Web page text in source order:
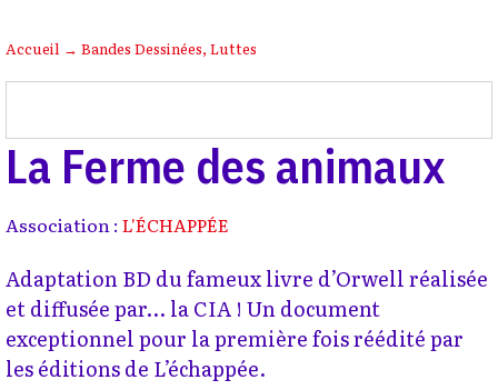
Accueil → Bandes Dessinées, Luttes
La Ferme des animaux
Association : L'ÉCHAPPÉE
Adaptation BD du fameux livre d’Orwell réalisée
et diffusée par… la CIA ! Un document
exceptionnel pour la première fois réédité par
les éditions de L’échappée.